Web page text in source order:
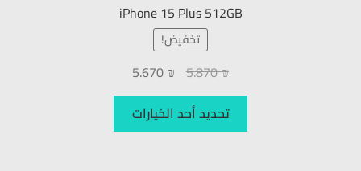
iPhone 15 Plus 512GB
تخفيض!
5.870₪
5.670₪
تحديد أحد الخيارات